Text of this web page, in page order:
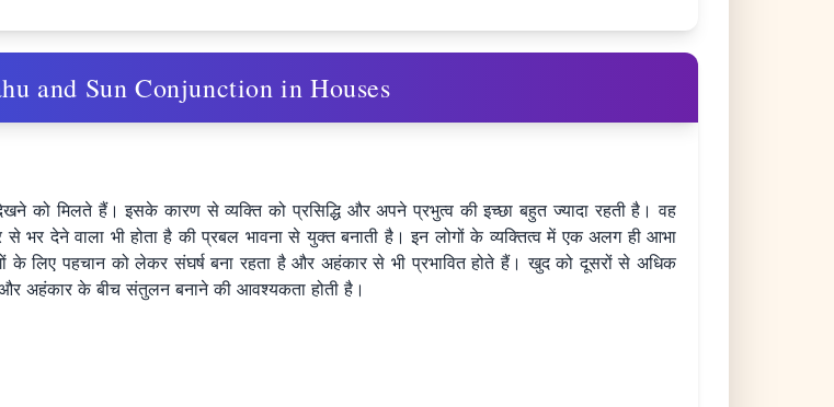
and Sun Conjunction in Houses
को मिलते हैं। इसके कारण से व्यक्ति को प्रसिद्धि और अपने प्रभुत्व की इच्छा बहुत ज्यादा रहती है। वह
देने वाला भी होता है की प्रबल भावना से युक्त बनाती है। इन लोगों के व्यक्तित्व में एक अलग ही आभा
के लिए पहचान को लेकर संघर्ष बना रहता है और अहंकार से भी प्रभावित होते हैं। खुद को दूसरों से अधिक
अहंकार के बीच संतुलन बनाने की आवश्यकता होती है।